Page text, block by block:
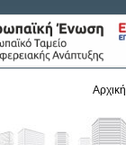
Αρχική